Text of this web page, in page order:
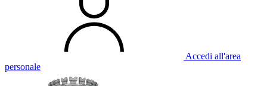
Accedi all'area
personale